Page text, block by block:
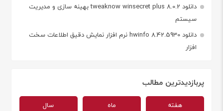
دانلود tweaknow winsecret plus 8.0.2 بهینه سازی و مدیریت
سیستم
دانلود hwinfo 8.42.5930 نرم افزار نمایش دقیق اطلاعات سخت
افزار
پربازدیدترین مطالب
هفته ماه سال